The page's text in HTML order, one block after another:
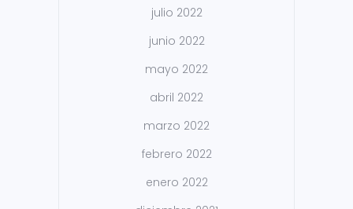
julio 2022
junio 2022
mayo 2022
abril 2022
marzo 2022
febrero 2022
enero 2022